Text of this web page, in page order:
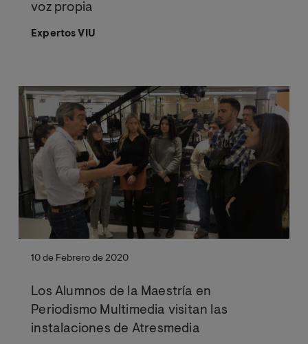
voz propia
Expertos VIU
10 de Febrero de 2020
Los Alumnos de la Maestría en
Periodismo Multimedia visitan las
instalaciones de Atresmedia